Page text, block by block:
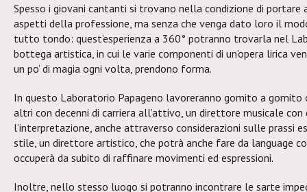
Spesso i giovani cantanti si trovano nella condizione di portare
aspetti della professione, ma senza che venga dato loro il
tutto tondo: quest’esperienza a 360° potranno trovarla nel
bottega artistica, in cui le varie componenti di un’opera lirica
un po’ di magia ogni volta, prendono forma.
In questo Laboratorio Papageno lavoreranno gomito a
altri con decenni di carriera all’attivo, un direttore musicale con
l’interpretazione, anche attraverso considerazioni sulle prassi
stile, un direttore artistico, che potrà anche fare da language
occuperà da subito di raffinare movimenti ed espressioni.
Inoltre, nello stesso luogo si potranno incontrare le sarte